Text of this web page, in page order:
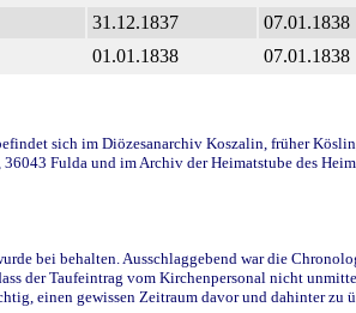
31.12.1837 07.01.1838
01.01.1838 07.01.1838
sich im Diözesanarchiv Koszalin, früher
Fulda und im Archiv der Heimatstube des
bei behalten. Ausschlaggebend war die
der Taufeintrag vom Kirchenpersonal nicht
einen gewissen Zeitraum davor und dahinter